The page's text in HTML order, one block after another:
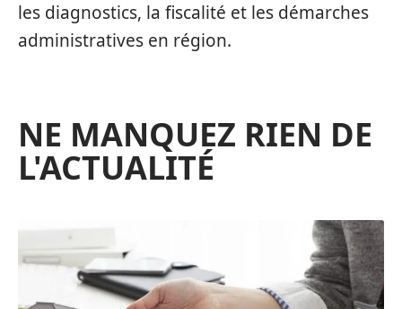
les diagnostics, la fiscalité et les démarches
administratives en région.
NE MANQUEZ RIEN DE
L'ACTUALITÉ